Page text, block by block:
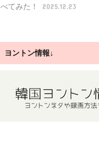
べてみた！
2025.12.23
ヨントン情報↓